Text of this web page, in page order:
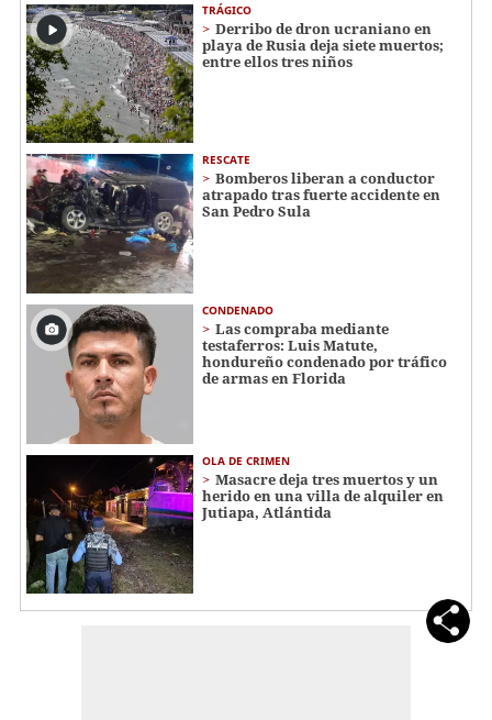
TRÁGICO
Derribo de dron ucraniano en
playa de Rusia deja siete muertos;
entre ellos tres niños
RESCATE
Bomberos liberan a conductor
atrapado tras fuerte accidente en
San Pedro Sula
CONDENADO
Las compraba mediante
testaferros: Luis Matute,
hondureño condenado por tráfico
de armas en Florida
OLA DE CRIMEN
Masacre deja tres muertos y un
herido en una villa de alquiler en
Jutiapa, Atlántida